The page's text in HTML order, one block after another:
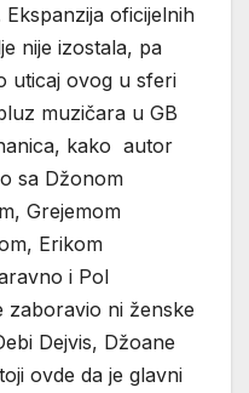
oficijelnih
nije izostala, pa
uticaj ovog u sferi
muzičara u GB
kako autor
sa Džonom
Grejemom
Erikom
i Pol
zaboravio ni ženske
Dejvis, Džoane
ovde da je glavni